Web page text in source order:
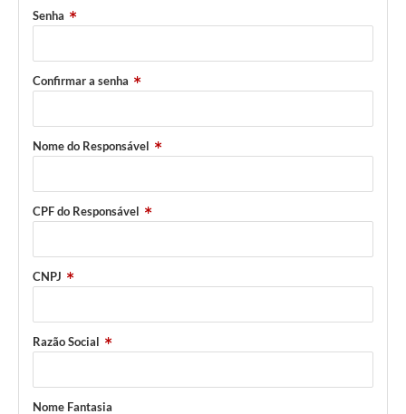
Horário - Linhas Municipais de Coletivos
Lei Aldir Blanc
Convênios
SIC
Jornal
Senha
Confirmar a senha
Nome do Responsável
CPF do Responsável
CNPJ
Razão Social
Nome Fantasia